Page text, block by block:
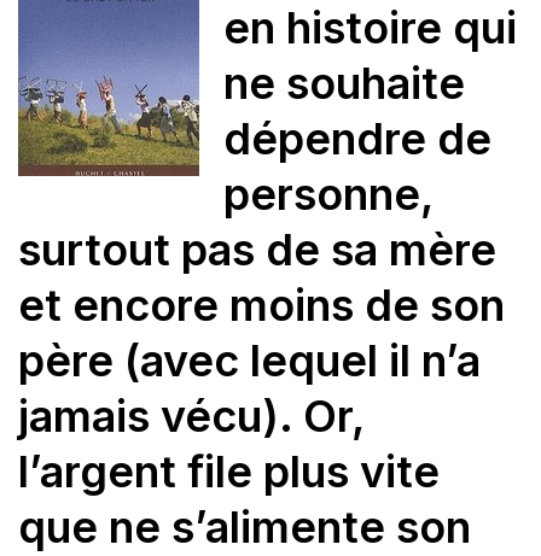
en histoire qui
ne souhaite
dépendre de
personne,
surtout pas de sa mère
et encore moins de son
père (avec lequel il n’a
jamais vécu). Or,
l’argent file plus vite
que ne s’alimente son